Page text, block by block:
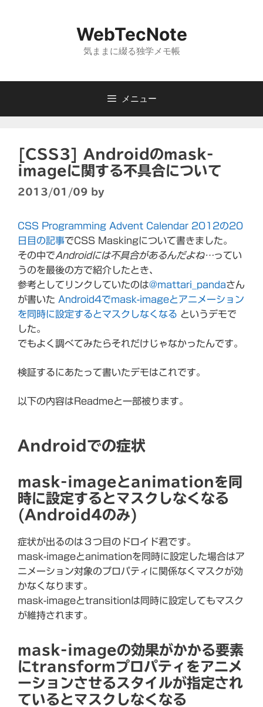
へ
WebTecNote
気ままに綴る独学メモ帳
メニュー
[CSS3] Androidのmask-
imageに関する不具合について
2013/01/09 by
CSS Programming Advent Calendar 2012の20
日目の記事でCSS Maskingについて書きました。
その中でAndroidには不具合があるんだよね…ってい
うのを最後の方で紹介したとき、
参考としてリンクしていたのは@mattari_pandaさん
が書いた Android4でmask-imageとアニメーション
を同時に設定するとマスクしなくなる というデモで
した。
でもよく調べてみたらそれだけじゃなかったんです。
検証するにあたって書いたデモはこれです。
以下の内容はReadmeと一部被ります。
Androidでの症状
mask-imageとanimationを同
時に設定するとマスクしなくなる
(Android4のみ)
症状が出るのは３つ目のドロイド君です。
mask-imageとanimationを同時に設定した場合はア
ニメーション対象のプロパティに関係なくマスクが効
かなくなります。
mask-imageとtransitionは同時に設定してもマスク
が維持されます。
mask-imageの効果がかかる要素
にtransformプロパティをアニメ
ーションさせるスタイルが指定され
ているとマスクしなくなる